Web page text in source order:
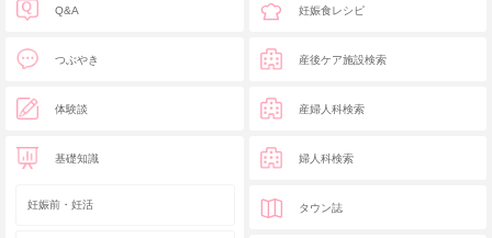
Q&A
つぶやき
体験談
基礎知識
妊娠前・妊活
妊娠食レシピ
産後ケア施設検索
産婦人科検索
婦人科検索
タウン誌